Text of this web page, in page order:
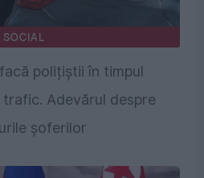
SOCIAL
polițiștii în timpul
Adevărul despre
șoferilor